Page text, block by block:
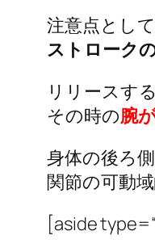
注意点とし
ストローク
リリースす
その時の腕
身体の後ろ
関節の可動
[asidetype=